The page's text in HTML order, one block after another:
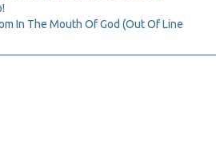
In The Mouth Of God (Out Of Line